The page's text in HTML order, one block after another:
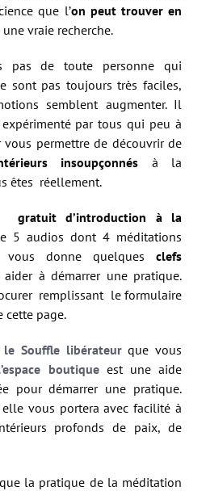
que l’on peut trouver en
vraie recherche.
pas de toute personne qui
sont pas toujours très faciles,
semblent augmenter. Il
par tous qui peu à
permettre de découvrir de
insoupçonnés à la
êtes réellement.
gratuit d’introduction à la
5 audios dont 4 méditations
donne quelques clefs
à démarrer une pratique.
remplissant le formulaire
page.
le Souffle libérateurque vous
boutiqueest une aide
pour démarrer une pratique.
vous portera avec facilité à
profonds de paix, de
la pratique de la méditation